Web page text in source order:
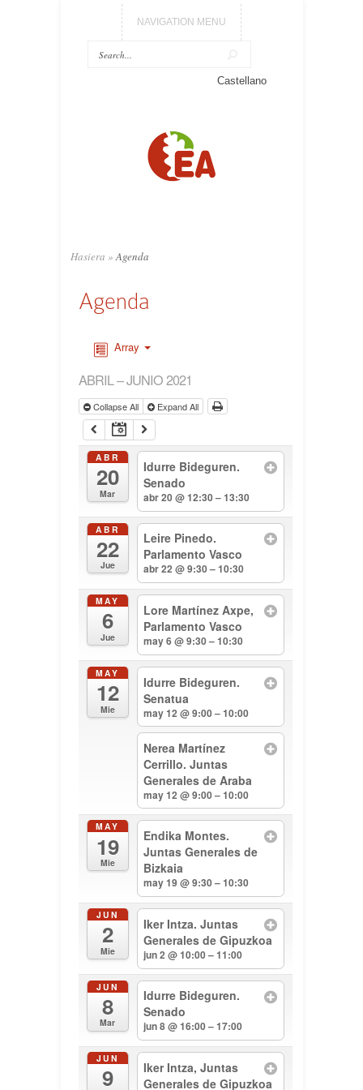
NAVIGATION MENU
Castellano
Hasiera » Agenda
Agenda
Array
ABRIL – JUNIO 2021
Collapse All Expand All
ABR
20
Mar
Idurre Bideguren.
Senado
abr 20 @ 12:30 – 13:30
ABR
22
Jue
Leire Pinedo.
Parlamento Vasco
abr 22 @ 9:30 – 10:30
MAY
6
Jue
Lore Martínez Axpe,
Parlamento Vasco
may 6 @ 9:30 – 10:30
MAY
12
Mie
Idurre Bideguren.
Senatua
may 12 @ 9:00 – 10:00
Nerea Martínez
Cerrillo. Juntas
Generales de Araba
may 12 @ 9:00 – 10:00
MAY
19
Mie
Endika Montes.
Juntas Generales de
Bizkaia
may 19 @ 9:30 – 10:30
JUN
2
Mie
Iker Intza. Juntas
Generales de Gipuzkoa
jun 2 @ 10:00 – 11:00
JUN
8
Mar
Idurre Bideguren.
Senado
jun 8 @ 16:00 – 17:00
JUN
9
Iker Intza, Juntas
Generales de Gipuzkoa